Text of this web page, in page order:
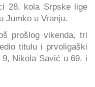
28. kola Srpske lige
Jumko u Vranju.
prošlog vikenda, tri
titulu i prvoligaški
Nikola Savić u 69. i